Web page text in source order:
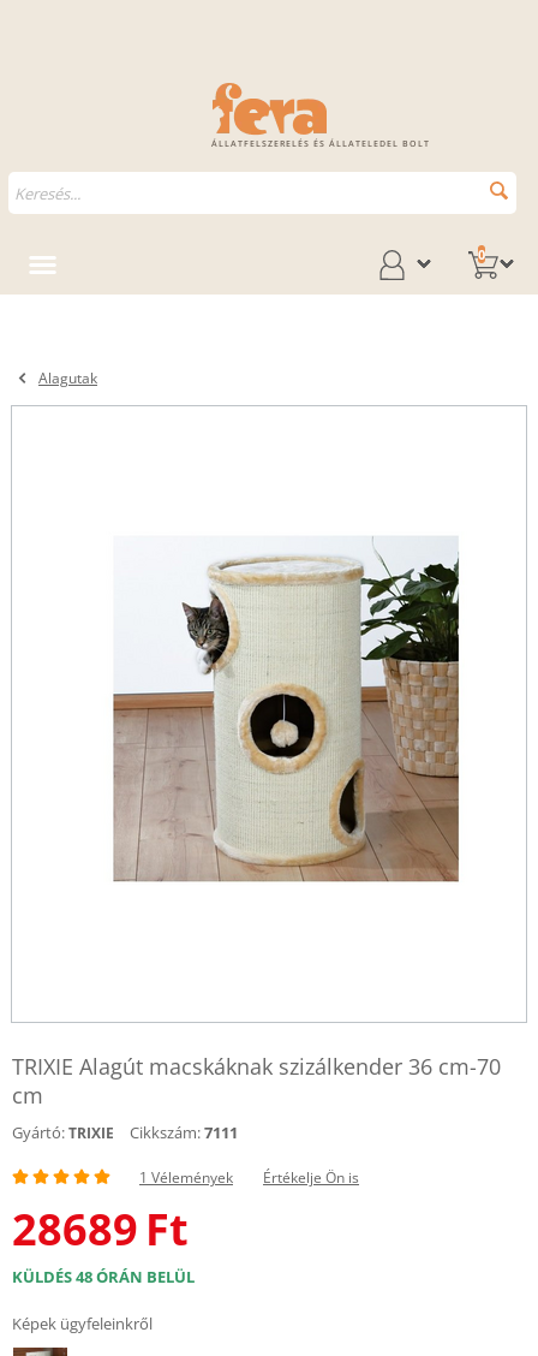
ÁLLATFELSZERELÉS ÉS ÁLLATELEDEL BOLT
0
Alagutak
TRIXIE Alagút macskáknak szizálkender 36 cm-70
cm
Gyártó:TRIXIE Cikkszám:7111
1 Vélemények Értékelje Ön is
28689 Ft
KÜLDÉS 48 ÓRÁN BELÜL
Képek ügyfeleinkről